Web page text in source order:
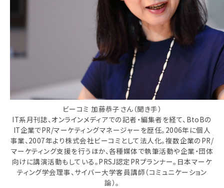
ビーコミ 加藤恭子さん（聞き手）
IT系月刊誌、オンラインメディアでの記者・編集者を経て、BtoBの
IT企業でPR/マーケティングマネージャーを歴任。2006年に個人
事業、2007年より株式会社ビーコミとして法人化。複数企業のPR/
マーケティング支援を行うほか、各種媒体で執筆活動や企業・団体
向けに講演活動もしている。PRSJ認定PRプランナー。日本マーケ
ティング学会理事、サイバー大学客員講師（コミュニケーション
論）。